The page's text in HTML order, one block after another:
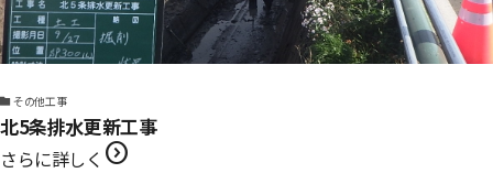
その他工事
北5条排水更新工事
さらに詳しく expand_circle_right